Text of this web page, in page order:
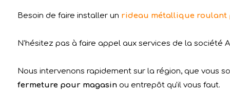
Besoin de faire installer un rideau métallique roulant
N'hésitez pas à faire appel aux services de la société
Nous intervenons rapidement sur la région, que vous
fermeture pour magasinou entrepôt qu'il vous faut.